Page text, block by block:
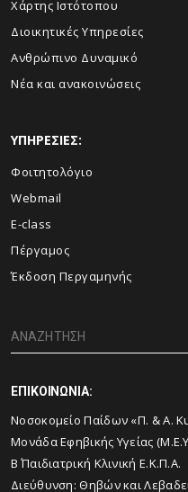
Χάρτης Ιστότοπου
Διοικητικές Υπηρεσίες
Ανθρώπινο Δυναμικό
Νέα και ανακοινώσεις
ΥΠΗΡΕΣΙΕΣ:
Φοιτητολόγιο
Webmail
E-class
Πέργαμος
Έκδοση Περγαμηνής
ΕΠΙΚΟΙΝΩΝΙΑ:
Νοσοκομείο Παίδων «Π. & Α.
Μονάδα Εφηβικής Υγείας
Β΄ Παιδιατρική Κλινική Ε.Κ.Π.Α.
Διεύθυνση: Θηβών και